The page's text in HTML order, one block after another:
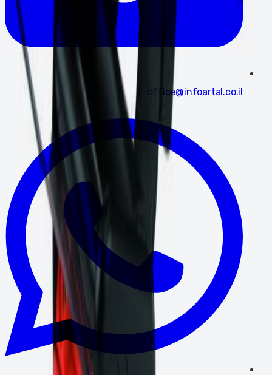
office@infoartal.co.il